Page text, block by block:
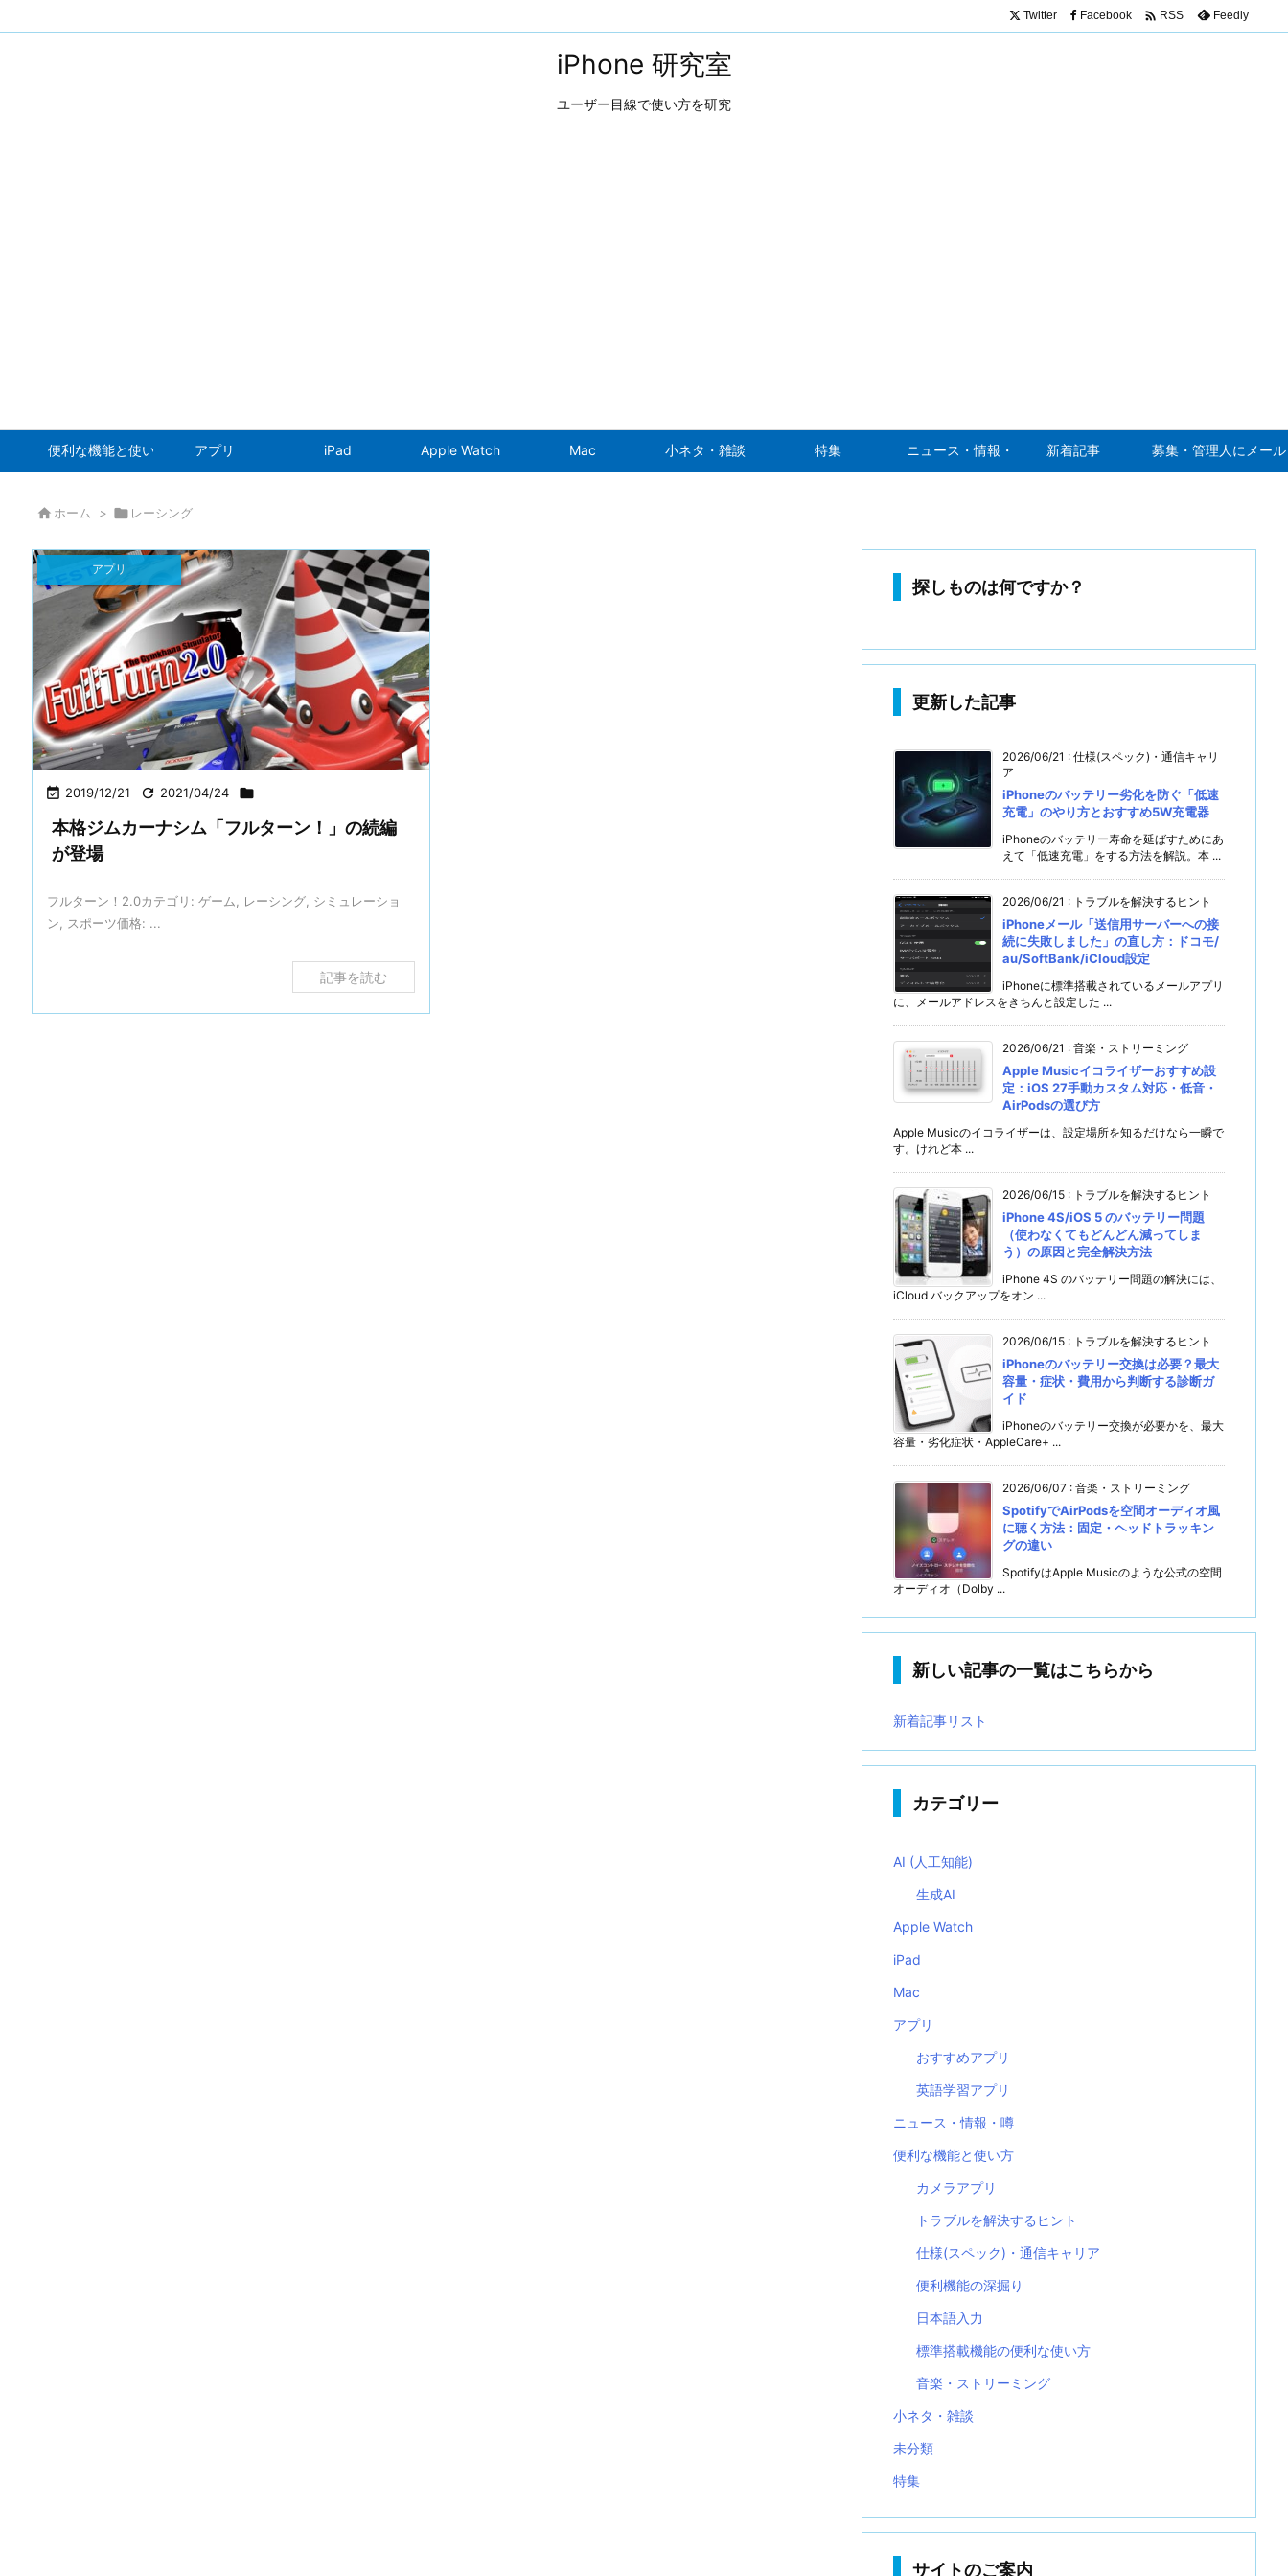
iPhone 研究室
ユーザー目線で使い方を研究
便利な機能と使い方 アプリ iPad Apple Watch Mac 小ネタ・雑談 特集 ニュース・情報・噂 新着記事 募集・管理人にメール
Twitter Facebook  RSS Feedly
 ホーム >  レーシング
 2019/12/21  2021/04/24 
アプリ
本格ジムカーナシム「フルターン！」の続編
が登場
フルターン！2.0カテゴリ: ゲーム, レーシング, シミュレーショ
ン, スポーツ価格: ...
記事を読む
探しものは何ですか？
更新した記事
2026/06/21 : 仕様(スペック)・通信キャリ
ア
iPhoneのバッテリー劣化を防ぐ「低速
充電」のやり方とおすすめ5W充電器
iPhoneのバッテリー寿命を延ばすためにあ
えて「低速充電」をする方法を解説。本 ...
2026/06/21 : トラブルを解決するヒント
iPhoneメール「送信用サーバーへの接
続に失敗しました」の直し方：ドコモ/
au/SoftBank/iCloud設定
iPhoneに標準搭載されているメールアプリ
に、メールアドレスをきちんと設定した ...
2026/06/21 : 音楽・ストリーミング
Apple Musicイコライザーおすすめ設
定：iOS 27手動カスタム対応・低音・
AirPodsの選び方
Apple Musicのイコライザーは、設定場所を知るだけなら一瞬で
す。けれど本 ...
2026/06/15 : トラブルを解決するヒント
iPhone 4S/iOS 5 のバッテリー問題
（使わなくてもどんどん減ってしま
う）の原因と完全解決方法
iPhone 4S のバッテリー問題の解決には、
iCloud バックアップをオン ...
2026/06/15 : トラブルを解決するヒント
iPhoneのバッテリー交換は必要？最大
容量・症状・費用から判断する診断ガ
イド
iPhoneのバッテリー交換が必要かを、最大
容量・劣化症状・AppleCare+ ...
2026/06/07 : 音楽・ストリーミング
SpotifyでAirPodsを空間オーディオ風
に聴く方法：固定・ヘッドトラッキン
グの違い
SpotifyはApple Musicのような公式の空間
オーディオ（Dolby ...
新しい記事の一覧はこちらから
新着記事リスト
カテゴリー
AI (人工知能)
生成AI
Apple Watch
iPad
Mac
アプリ
おすすめアプリ
英語学習アプリ
ニュース・情報・噂
便利な機能と使い方
カメラアプリ
トラブルを解決するヒント
仕様(スペック)・通信キャリア
便利機能の深掘り
日本語入力
標準搭載機能の便利な使い方
音楽・ストリーミング
小ネタ・雑談
未分類
特集
サイトのご案内